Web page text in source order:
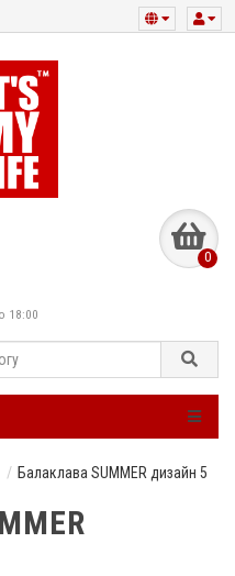
18:00
0
Балаклава SUMMER дизайн 5